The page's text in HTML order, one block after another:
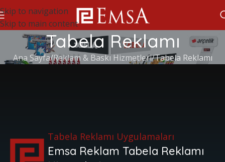
Skip to navigation
Skip to main content
Tabela Reklamı
Ana Sayfa Reklam & Baskı Hizmetleri Tabela Reklamı
Tabela Reklamı Uygulamaları
Emsa Reklam Tabela Reklamı